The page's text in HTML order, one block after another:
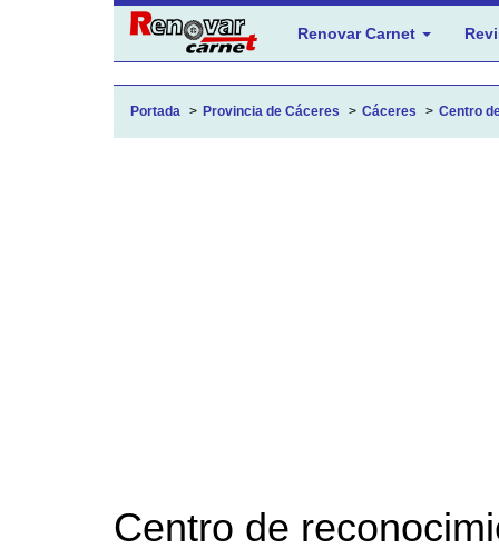
Renovar Carnet
Portada Provincia de Cáceres Cáceres Centro
Centro de